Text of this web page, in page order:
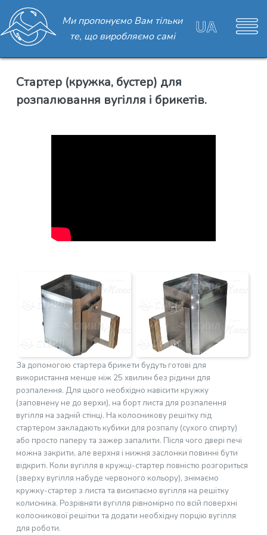
Ми пропонуємо Вам тільки
те, що виробляємо самі
Стартер (кружка, бустер) для
розпалювання вугілля і брикетів.
За допомогою стартера брикети будуть готові для
використання менше ніж 25 хвилин без рідини для
розпалення. Для цього необхідно навісити кружку
(заповнену не до верхи), на борт листа для розпалення
вугілля на задній стінці. На колосникову решітку під
стартером закладають кубики для розпалу (сухого спирту)
або просто паперу та зажер запалити. Після чого двері печі
можна закрити, але верхня і нижня заслонки повинні бути
відкриті. Коли вугілля в кружці-стартер повністю розгориться
(зверху вугілля набуде червоного кольору), знімаємо
кружку-стартер з листа та висипаємо вугілля на решітку
колисника. Розрівняти вугілля рівномірно по всій поверхні
колосникової решітки та додати необхідну порцію вугілля
для роботи.